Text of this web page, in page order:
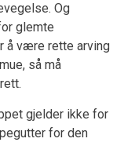
Og
glemte
å være rette arving
så må
gjelder ikke for
for den